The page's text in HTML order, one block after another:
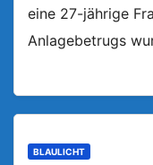
eine 27-jährige
Anlagebetrugs
BLAULICHT